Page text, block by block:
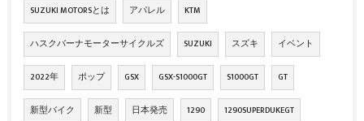
SUZUKI MOTORSとは アパレル KTM
ハスクバーナモーターサイクルズ SUZUKI スズキ イベント
2022年 ポップ GSX GSX-S1000GT S1000GT GT
新型バイク 新型 日本発売 1290 1290SUPERDUKEGT